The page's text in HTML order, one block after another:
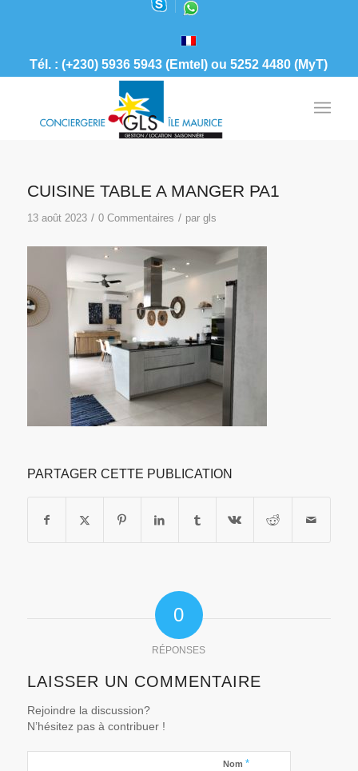
Tél. : (+230) 5936 5943 (Emtel) ou 5252 4480 (MyT)
CUISINE TABLE A MANGER PA1
13 août 2023 / 0 Commentaires / par gls
PARTAGER CETTE PUBLICATION
0
RÉPONSES
LAISSER UN COMMENTAIRE
Rejoindre la discussion?
N’hésitez pas à contribuer !
Nom *